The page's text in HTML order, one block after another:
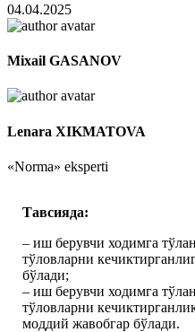
04.04.2025
Miхail GASANOV
Lenara XIKMATOVA
«Norma» eksperti
Тавсияда:
– иш берувчи ходимга
тўловларни
бўлади;
– иш берувчи ходимга
тўловларни
моддий жавобгар бўлади.